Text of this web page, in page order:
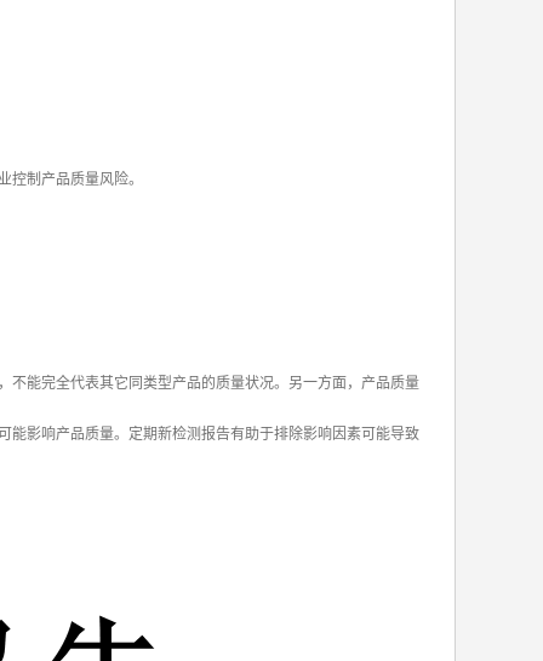
制产品质量风险。
能完全代表其它同类型产品的质量状况。另一方面，产品质量
影响产品质量。定期新检测报告有助于排除影响因素可能导致